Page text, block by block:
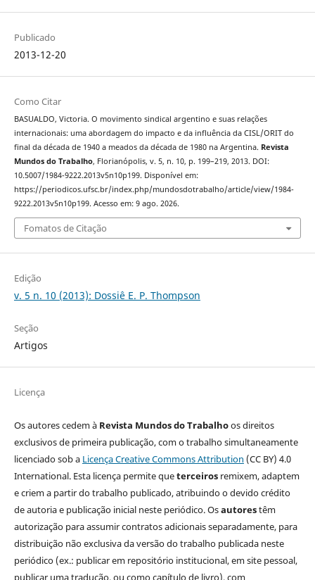
Publicado
2013-12-20
Como Citar
BASUALDO, Victoria. O movimento sindical argentino e suas relações
internacionais: uma abordagem do impacto e da influência da CISL/ORIT do
final da década de 1940 a meados da década de 1980 na Argentina. Revista
Mundos do Trabalho, Florianópolis, v. 5, n. 10, p. 199–219, 2013. DOI:
10.5007/1984-9222.2013v5n10p199. Disponível em:
https://periodicos.ufsc.br/index.php/mundosdotrabalho/article/view/1984-
9222.2013v5n10p199. Acesso em: 9 ago. 2026.
Fomatos de Citação
Edição
v. 5 n. 10 (2013): Dossiê E. P. Thompson
Seção
Artigos
Licença
Os autores cedem à Revista Mundos do Trabalhoos direitos
exclusivos de primeira publicação, com o trabalho simultaneamente
licenciado sob a Licença Creative Commons Attribution (CC BY) 4.0
International. Esta licença permite queterceirosremixem, adaptem
e criem a partir do trabalho publicado, atribuindo o devido crédito
de autoria e publicação inicial neste periódico. Osautorestêm
autorização para assumir contratos adicionais separadamente, para
distribuição não exclusiva da versão do trabalho publicada neste
periódico (ex.: publicar em repositório institucional, em site pessoal,
publicar uma tradução, ou como capítulo de livro), com